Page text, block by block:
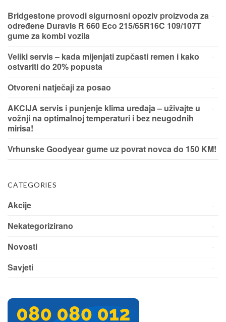
Bridgestone provodi sigurnosni opoziv proizvoda za
određene Duravis R 660 Eco 215/65R16C 109/107T
gume za kombi vozila
Veliki servis – kada mijenjati zupčasti remen i kako
ostvariti do 20% popusta
Otvoreni natječaji za posao
AKCIJA servis i punjenje klima uređaja – uživajte u
vožnji na optimalnoj temperaturi i bez neugodnih
mirisa!
Vrhunske Goodyear gume uz povrat novca do 150 KM!
CATEGORIES
Akcije
Nekategorizirano
Novosti
Savjeti